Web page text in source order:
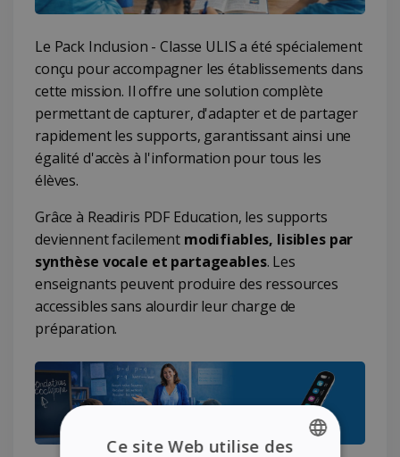
Le Pack Inclusion - Classe ULIS a été spécialement
conçu pour accompagner les établissements dans
cette mission. Il offre une solution complète
permettant de capturer, d'adapter et de partager
rapidement les supports, garantissant ainsi une
égalité d'accès à l'information pour tous les
élèves.
Grâce à Readiris PDF Education, les supports
deviennent facilement modifiables, lisibles par
synthèse vocale et partageables. Les
enseignants peuvent produire des ressources
accessibles sans alourdir leur charge de
préparation.
Ce site Web utilise des